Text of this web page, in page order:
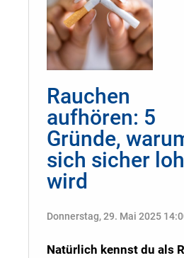
Rauchen
aufhören: 5
Gründe,
sich sicher
wird
Donnerstag, 29. Mai 2025
Natürlich kennst du als